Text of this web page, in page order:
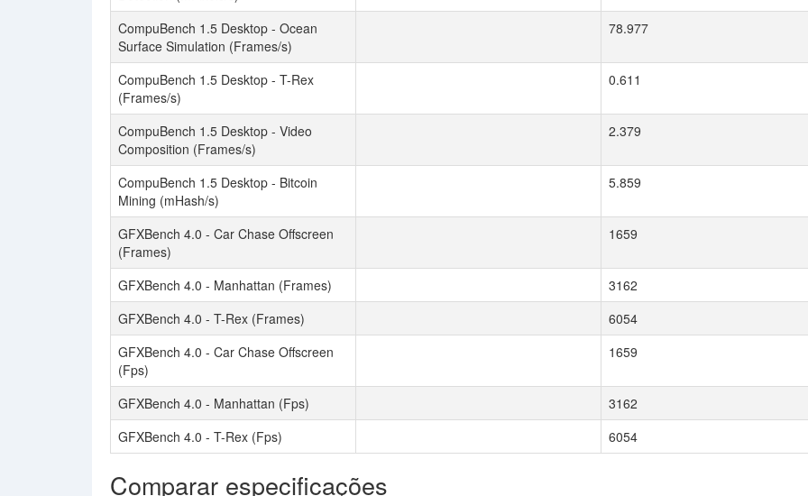
CompuBench 1.5 Desktop - Ocean
Surface Simulation (Frames/s)
78.977
CompuBench 1.5 Desktop - T-Rex
(Frames/s)
0.611
CompuBench 1.5 Desktop - Video
Composition (Frames/s)
2.379
CompuBench 1.5 Desktop - Bitcoin
Mining (mHash/s)
5.859
GFXBench 4.0 - Car Chase Offscreen
(Frames)
1659
GFXBench 4.0 - Manhattan (Frames)
3162
GFXBench 4.0 - T-Rex (Frames)
6054
GFXBench 4.0 - Car Chase Offscreen
(Fps)
1659
GFXBench 4.0 - Manhattan (Fps)
3162
GFXBench 4.0 - T-Rex (Fps)
6054
Comparar especificações